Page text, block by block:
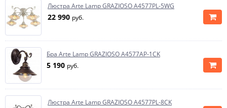
Люстра Arte Lamp GRAZIOSO A4577PL-5WG
22 990 руб.
Бра Arte Lamp GRAZIOSO A4577AP-1CK
5 190 руб.
Люстра Arte Lamp GRAZIOSO A4577PL-8CK